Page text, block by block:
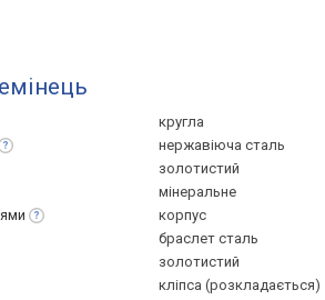
кругла
нержавіюча сталь
золотистий
мінеральне
корпус
браслет сталь
золотистий
кліпса (розкладається)